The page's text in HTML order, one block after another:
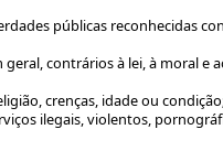
públicas reconhecidas
contrários à lei, à moral e
crenças, idade ou
ilegais, violentos,